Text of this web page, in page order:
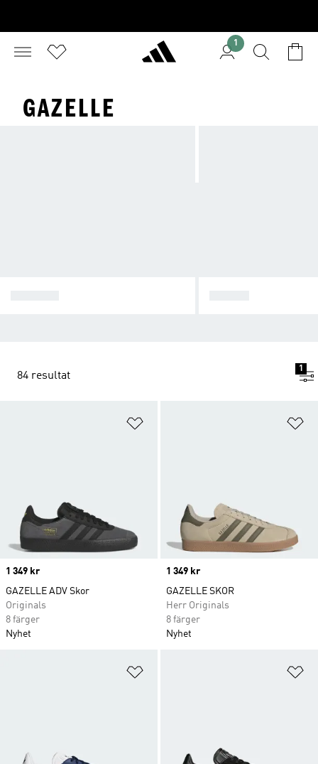
1
GAZELLE
84 resultat
1
Price
1 349 kr
GAZELLE ADV Skor
Originals
8 färger
Nyhet
Price
1 349 kr
GAZELLE SKOR
Herr Originals
8 färger
Nyhet